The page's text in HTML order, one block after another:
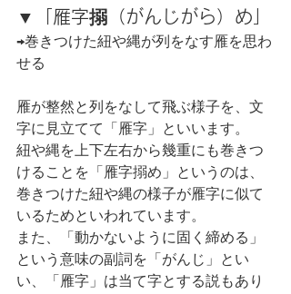
▼「雁字搦（がんじがら）め」
→巻きつけた紐や縄が列をなす雁を思わ
せる
雁が整然と列をなして飛ぶ様子を、文
字に見立てて「雁字」といいます。
紐や縄を上下左右から幾重にも巻きつ
けることを「雁字搦め」というのは、
巻きつけた紐や縄の様子が雁字に似て
いるためといわれています。
また、「動かないように固く締める」
という意味の副詞を「がんじ」とい
い、「雁字」は当て字とする説もあり